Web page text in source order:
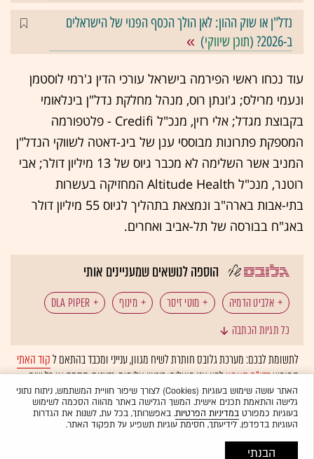
נדל"ן או שוק ההון: לאן הולך הכסף הפנוי של הישראלים
ב-2026? (
תוכן שיווקי)
עוד נכחו ראשי הפירמה בישראל עורכי הדין ג'רמי לוסטמן
ונעמי מרילס; ג'ונתן רוס, מנהל מחלקת נדל"ן בינלאומי
בקבוצת מגדל; אלי רזין, מנכ"ל Credifi - פלטפורמה
המספקת פתרונות מבוססי ענן של ביג-דאטה לשווקי הנדל"ן
המניב אשר השלימה לא מכבר גיוס של 13 מיליון דולר; אבי
רוטנר, מנכ"ל Altitude Health המחזיקה בעשרות
בתי-אבות בארה"ב ונמצאת בתהליך לגיוס 55 מיליון דולר
באג"ח בבורסה של תל-אביב ואחרים.
הוספה לנושאים שמעניינים אותי
אלביט הדמיה מוטי זיסר מינוף
DLA PIPER
כל תגיות הכתבה
לתשומת לבכם: מערכת גלובס חותרת לשיח מגוון, ענייני ומכבד בהתאם לקוד האתי
המופיעבדו"ח האמוןלפיו אנו פועלים. ביטויי אלימות, גזענות, הסתה או כל שיח
בלתי הולם אחר מסוננים בצורהאוטומטיתולא יפורסמו באתר.
האתר עושה שימוש בעוגיות (Cookies) לצורך שיפור חוויית המשתמש, ניתוח נתוני
גלישה והתאמת תכנים אישית. המשך הגלישה באתר מהווה הסכמה לשימוש
בעוגיות כמפורטבמדיניות הפרטיות. באפשרותך, בכל עת, לשנות את הגדרות
העוגיות בדפדפן. לידיעתך, חסימת עוגיות תשפיע על תפקוד האתר.
הבנתי